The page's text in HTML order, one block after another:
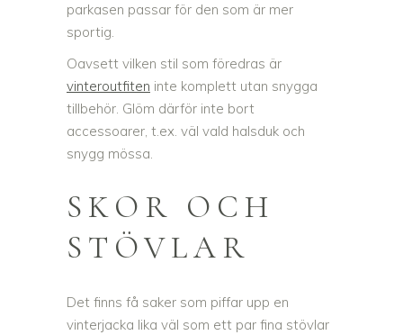
parkasen passar för den som är mer
sportig.
Oavsett vilken stil som föredras är
vinteroutfiten inte komplett utan snygga
tillbehör. Glöm därför inte bort
accessoarer, t.ex. väl vald halsduk och
snygg mössa.
SKOR OCH
STÖVLAR
Det finns få saker som piffar upp en
vinterjacka lika väl som ett par fina stövlar